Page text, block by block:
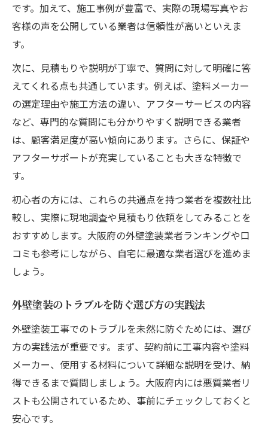
です。加えて、施工事例が豊富で、実際の現場写真やお
客様の声を公開している業者は信頼性が高いといえま
す。
次に、見積もりや説明が丁寧で、質問に対して明確に答
えてくれる点も共通しています。例えば、塗料メーカー
の選定理由や施工方法の違い、アフターサービスの内容
など、専門的な質問にも分かりやすく説明できる業者
は、顧客満足度が高い傾向にあります。さらに、保証や
アフターサポートが充実していることも大きな特徴で
す。
初心者の方には、これらの共通点を持つ業者を複数社比
較し、実際に現地調査や見積もり依頼をしてみることを
おすすめします。大阪府の外壁塗装業者ランキングや口
コミも参考にしながら、自宅に最適な業者選びを進めま
しょう。
外壁塗装のトラブルを防ぐ選び方の実践法
外壁塗装工事でのトラブルを未然に防ぐためには、選び
方の実践法が重要です。まず、契約前に工事内容や塗料
メーカー、使用する材料について詳細な説明を受け、納
得できるまで質問しましょう。大阪府内には悪質業者リ
ストも公開されているため、事前にチェックしておくと
安心です。